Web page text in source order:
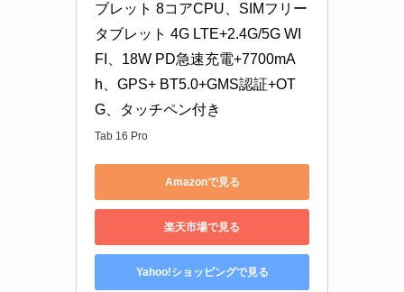
ブレット 8コアCPU、SIMフリー
タブレット 4G LTE+2.4G/5G WI
FI、18W PD急速充電+7700mA
h、GPS+ BT5.0+GMS認証+OT
G、タッチペン付き
Tab 16 Pro
Amazonで見る
楽天市場で見る
Yahoo!ショッピングで見る